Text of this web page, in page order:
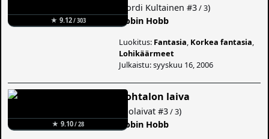
★ 9.12/ 303
Lordi Kultainen #3/ 3)
Robin Hobb
Luokitus: Fantasia Korkea fantasia
Lohikäärmeet
Julkaistu: syyskuu 16, 2006
★ 9.10/ 28
Kohtalon laiva
Elolaivat #3/ 3)
Robin Hobb